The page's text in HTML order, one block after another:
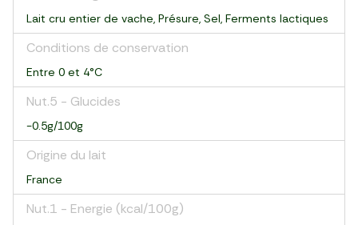
Lait cru entier de vache, Présure, Sel, Ferments lactiques
Conditions de conservation
Entre 0 et 4°C
Nut.5 - Glucides
-0.5g/100g
Origine du lait
France
Nut.1 - Energie (kcal/100g)